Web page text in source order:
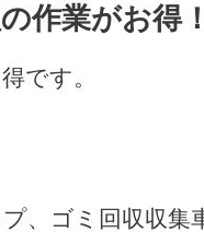
作業がお得！
です。
、ゴミ回収収集